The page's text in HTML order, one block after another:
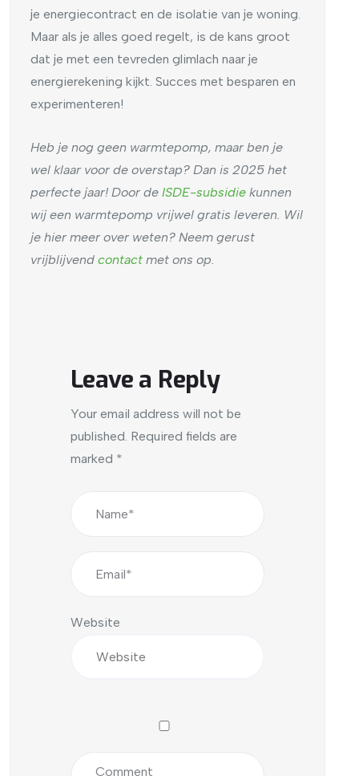
je energiecontract en de isolatie van je woning.
Maar als je alles goed regelt, is de kans groot
dat je met een tevreden glimlach naar je
energierekening kijkt. Succes met besparen en
experimenteren!
Heb je nog geen warmtepomp, maar ben je
wel klaar voor de overstap? Dan is 2025 het
perfecte jaar! Door de ISDE-subsidie kunnen
wij een warmtepomp vrijwel gratis leveren. Wil
je hier meer over weten? Neem gerust
vrijblijvend contact met ons op.
Leave a Reply
Your email address will not be
published. Required fields are
marked *
Website